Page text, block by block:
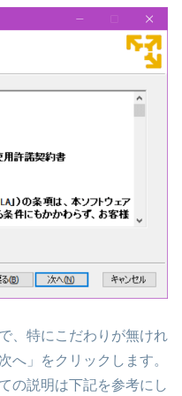
、特にこだわりが無けれ
へ」をクリックします。
の説明は下記を参考にし